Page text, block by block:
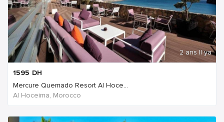
2 ans Il ya
1595 DH
Mercure Quemado Resort Al Hoce...
Al Hoceima, Morocco